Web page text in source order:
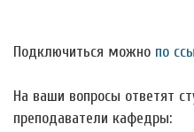
Подключиться можно по
На ваши вопросы ответят
преподаватели кафедры: